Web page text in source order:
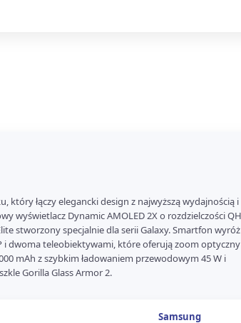
który łączy elegancki design z najwyższą wydajnością i
wyświetlacz Dynamic AMOLED 2X o rozdzielczości
stworzony specjalnie dla serii Galaxy. Smartfon
dwoma teleobiektywami, które oferują zoom optyczny
mAh z szybkim ładowaniem przewodowym 45 W i
Gorilla Glass Armor 2.
Samsung